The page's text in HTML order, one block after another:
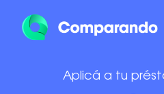
Aplicá a tu